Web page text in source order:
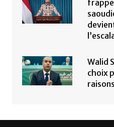
Walid
choix